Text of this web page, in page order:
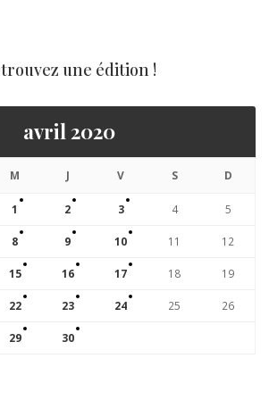
une édition !
avril 2020
M J V S D
1 2 3 4 5
8 9 10 11 12
15 16 17 18 19
22 23 24 25 26
29 30